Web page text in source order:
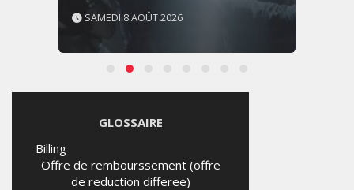
SAMEDI 8 AOÛT 2026
GLOSSAIRE
Billing
Offre de rembourssement (offre
de reduction differee)